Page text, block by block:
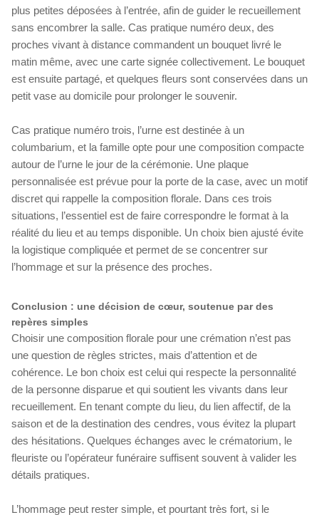
plus petites déposées à l’entrée, afin de guider le recueillement
sans encombrer la salle. Cas pratique numéro deux, des
proches vivant à distance commandent un bouquet livré le
matin même, avec une carte signée collectivement. Le bouquet
est ensuite partagé, et quelques fleurs sont conservées dans un
petit vase au domicile pour prolonger le souvenir.
Cas pratique numéro trois, l’urne est destinée à un
columbarium, et la famille opte pour une composition compacte
autour de l’urne le jour de la cérémonie. Une plaque
personnalisée est prévue pour la porte de la case, avec un motif
discret qui rappelle la composition florale. Dans ces trois
situations, l’essentiel est de faire correspondre le format à la
réalité du lieu et au temps disponible. Un choix bien ajusté évite
la logistique compliquée et permet de se concentrer sur
l’hommage et sur la présence des proches.
Conclusion : une décision de cœur, soutenue par des
repères simples
Choisir une composition florale pour une crémation n’est pas
une question de règles strictes, mais d’attention et de
cohérence. Le bon choix est celui qui respecte la personnalité
de la personne disparue et qui soutient les vivants dans leur
recueillement. En tenant compte du lieu, du lien affectif, de la
saison et de la destination des cendres, vous évitez la plupart
des hésitations. Quelques échanges avec le crématorium, le
fleuriste ou l’opérateur funéraire suffisent souvent à valider les
détails pratiques.
L’hommage peut rester simple, et pourtant très fort, si le